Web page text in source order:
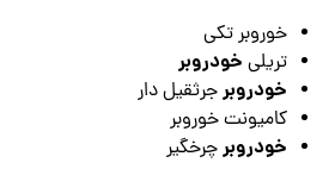
خوروبر تکی
تریلی خودروبر
خودروبرجرثقیل دار
کامیونت خوروبر
خودروبرچرخگیر